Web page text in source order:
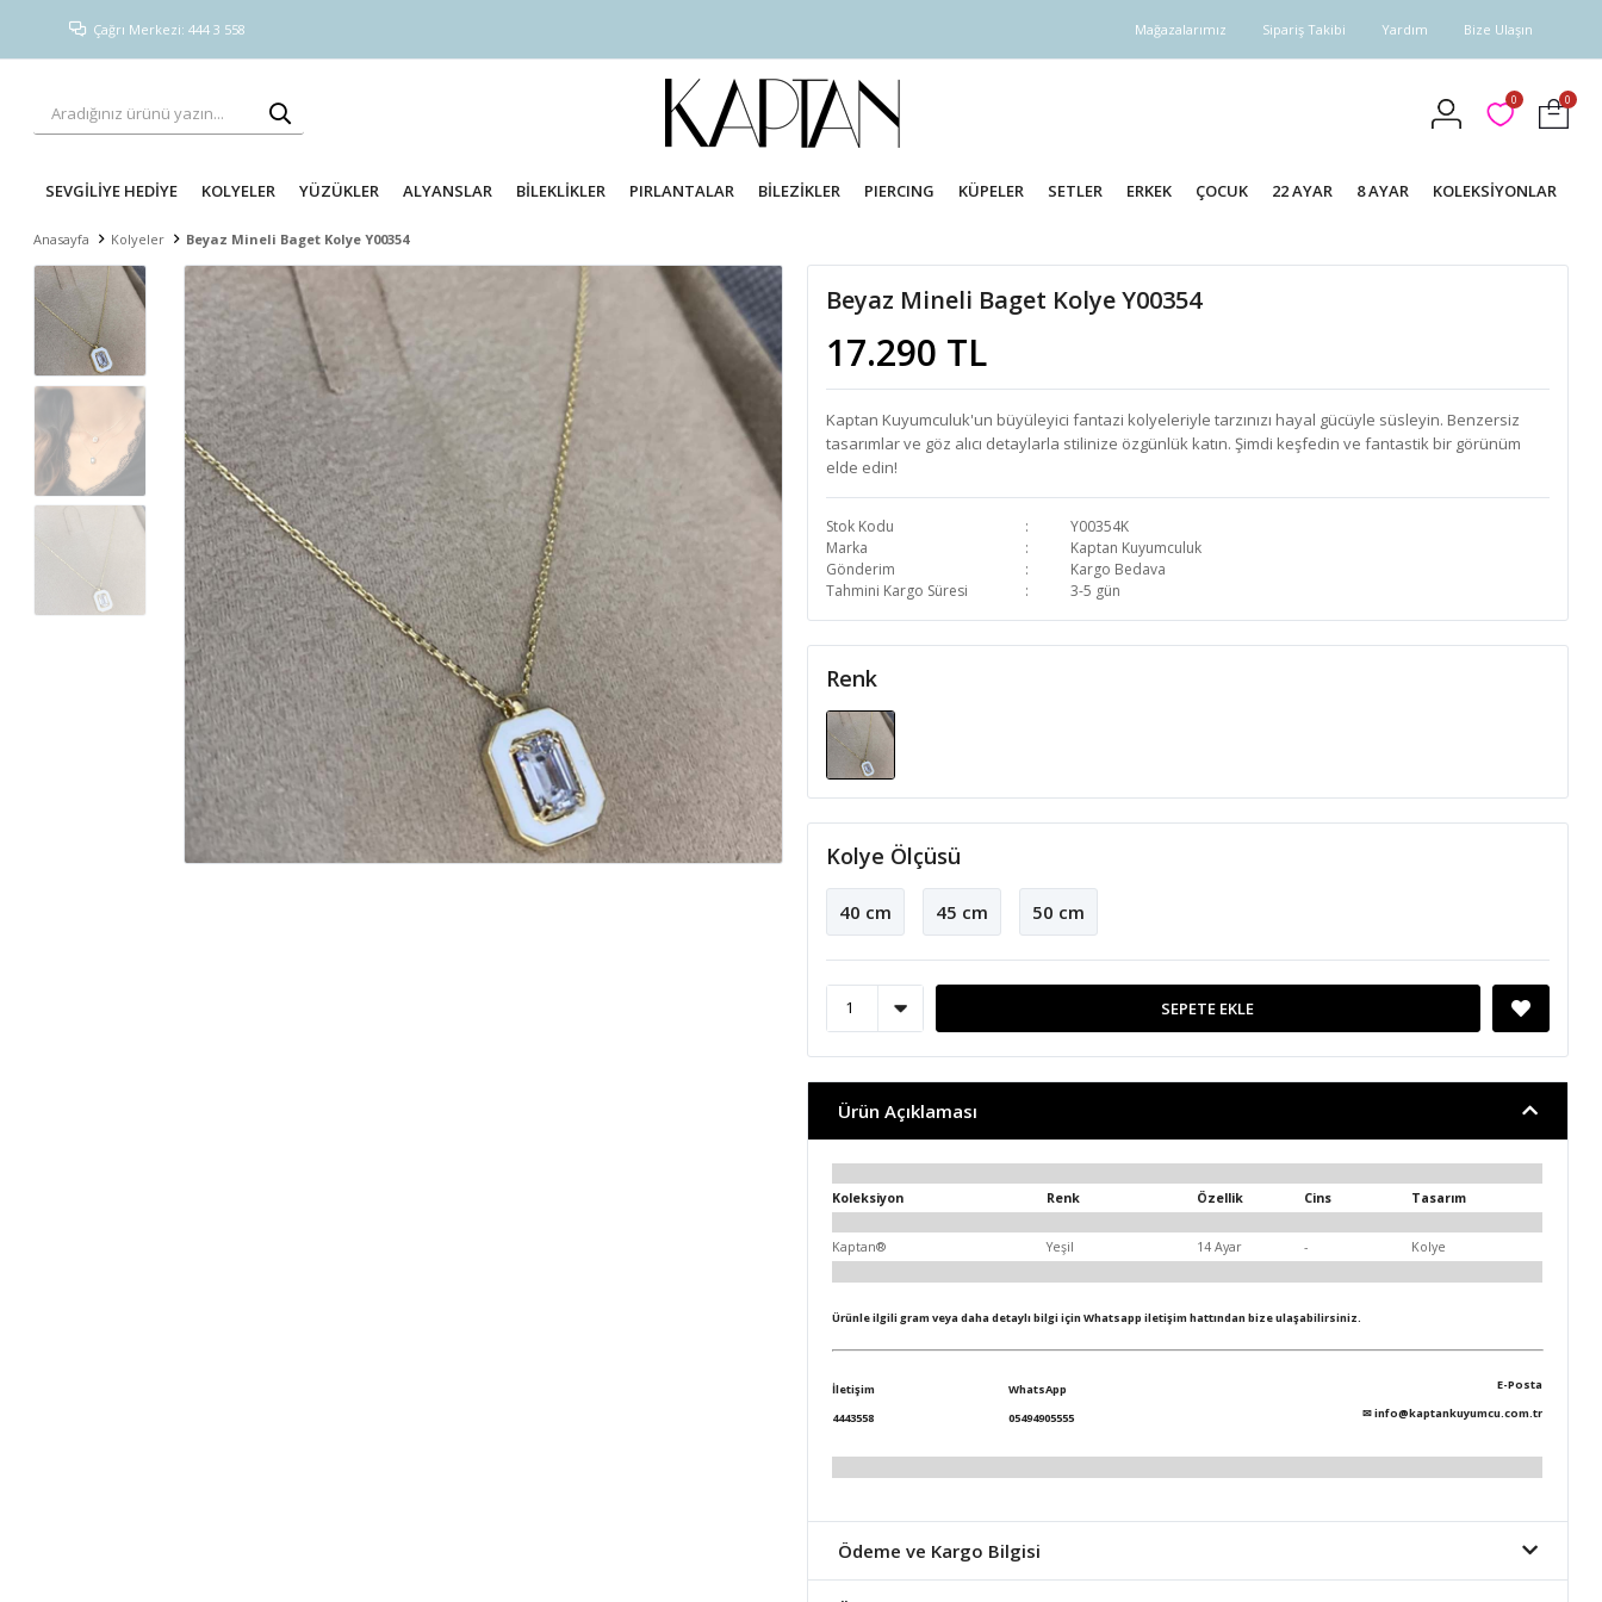
Çağrı Merkezi: 444 3 558 Mağazalarımız Sipariş Takibi Yardım Bize Ulaşın
0 0
SEVGİLİYE HEDİYE KOLYELER YÜZÜKLER ALYANSLAR BİLEKLİKLER PIRLANTALAR BİLEZİKLER PIERCING KÜPELER SETLER ERKEK ÇOCUK 22 AYAR 8 AYAR KOLEKSİYONLAR
Anasayfa Kolyeler Beyaz Mineli Baget Kolye Y00354
Beyaz Mineli Baget Kolye Y00354
17.290 TL
Kaptan Kuyumculuk'un büyüleyici fantazi kolyeleriyle tarzınızı hayal gücüyle süsleyin. Benzersiz
tasarımlar ve göz alıcı detaylarla stilinize özgünlük katın. Şimdi keşfedin ve fantastik bir görünüm
elde edin!
Stok Kodu
Y00354K
Marka
Kaptan Kuyumculuk
Gönderim
Kargo Bedava
Tahmini Kargo Süresi
3-5 gün
Renk
Kolye Ölçüsü
40 cm 45 cm 50 cm
SEPETE EKLE
Ürün Açıklaması
Koleksiyon Renk Özellik Cins Tasarım
Kaptan® Yeşil 14 Ayar - Kolye
Ürünle ilgili gram veya daha detaylı bilgi için Whatsapp iletişim hattından bize ulaşabilirsiniz.
İletişim
4443558
WhatsApp
05494905555
E-Posta
✉info@kaptankuyumcu.com.tr
Ödeme ve Kargo Bilgisi